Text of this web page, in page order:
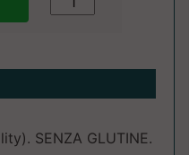
SENZA GLUTINE.